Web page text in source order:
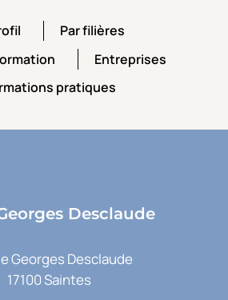
Par filières
Par filièresEntreprises
pratiques
Desclaude
Georges Desclaude
17100 Saintes